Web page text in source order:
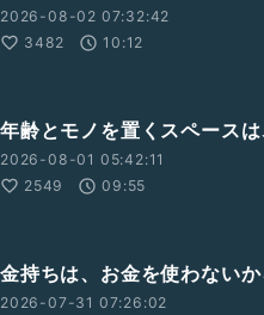
2026-08-02 07:32:42
3482
10:12
年齢とモノを置くスペース
2026-08-01 05:42:11
2549
09:55
金持ちは、お金を使わない
2026-07-31 07:26:02